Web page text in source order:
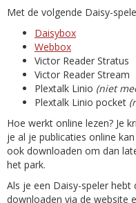
Met de volgende Daisy-
Daisybox
Webbox
Victor Reader Stratus
Victor Reader Stream
Plextalk Linio (niet
Plextalk Linio pocket
Hoe werkt online lezen? Je
je al je publicaties online
ook downloaden om dan
het park.
Als je een Daisy-speler
downloaden via de website